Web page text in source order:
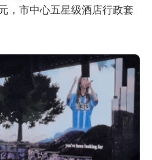
，市中心五星级酒店行政套